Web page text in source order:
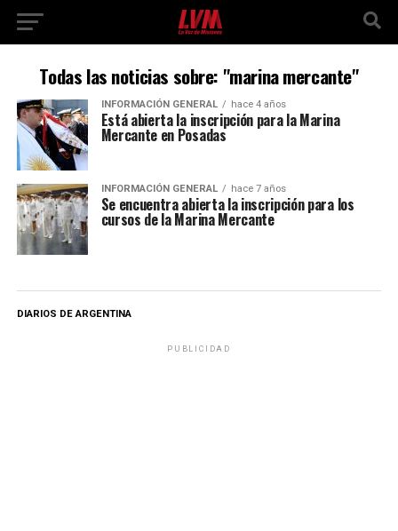
Todas las noticias sobre: "marina mercante"
INFORMACIÓN GENERAL hace 4 años
Está abierta la inscripción para la Marina
Mercante en Posadas
INFORMACIÓN GENERAL hace 7 años
Se encuentra abierta la inscripción para los
cursos de la Marina Mercante
DIARIOS DE ARGENTINA
PUBLICIDAD